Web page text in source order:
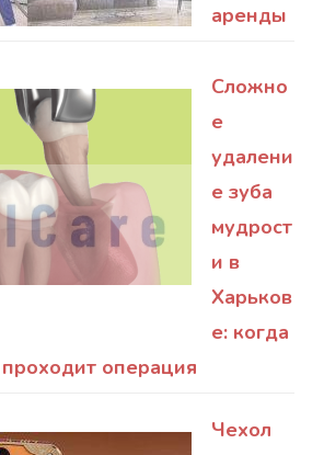
аренды
Сложно
е
удалени
е зуба
мудрост
и в
Харьков
е: когда
операция
Чехол